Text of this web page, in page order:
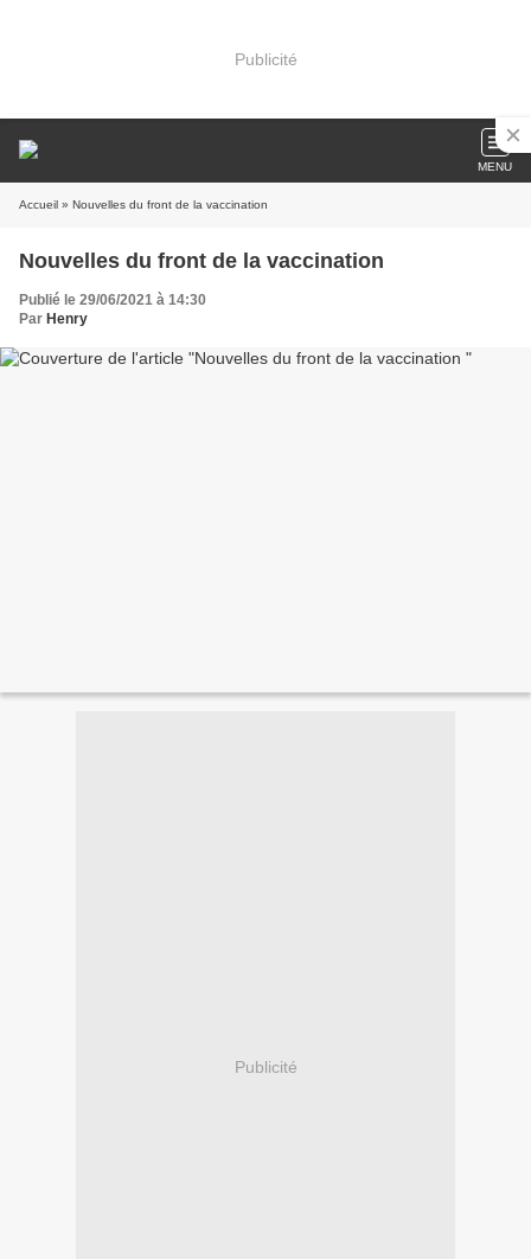
Publicité
MENU
Accueil » Nouvelles du front de la vaccination
Nouvelles du front de la vaccination
Publié le 29/06/2021 à 14:30
Par Henry
Publicité